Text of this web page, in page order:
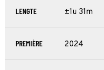
LENGTE ±1u 31m
PREMIÈRE 2024